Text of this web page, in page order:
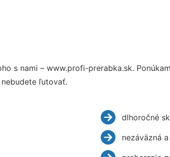
s nami – www.profi-prerabka.sk.
ľutovať.
dlhoročné
nezáväzná